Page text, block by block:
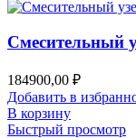
Смесительный
184900,00 ₽
Добавить в
В корзину
Быстрый просмотр